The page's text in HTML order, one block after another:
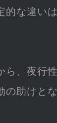
的な違い
ら、夜行
助けと